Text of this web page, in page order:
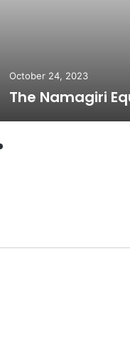
October 24, 2023
The Namagiri